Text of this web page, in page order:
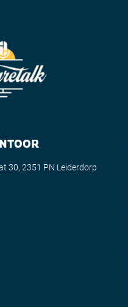
30, 2351 PN Leiderdorp